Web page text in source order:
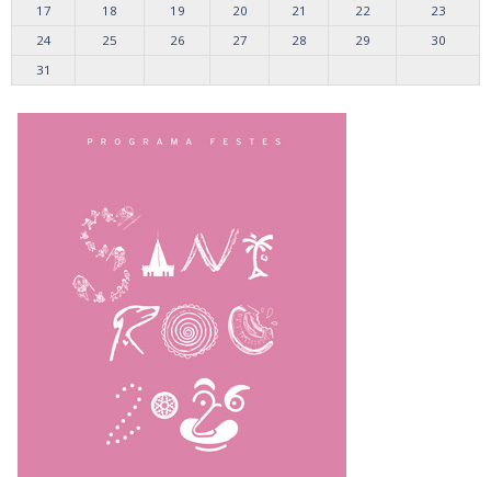
17
18 19 20 21 22
23
24
25 26 27 28 29
30
31